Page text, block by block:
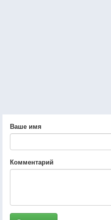
Ваше имя
Комментарий